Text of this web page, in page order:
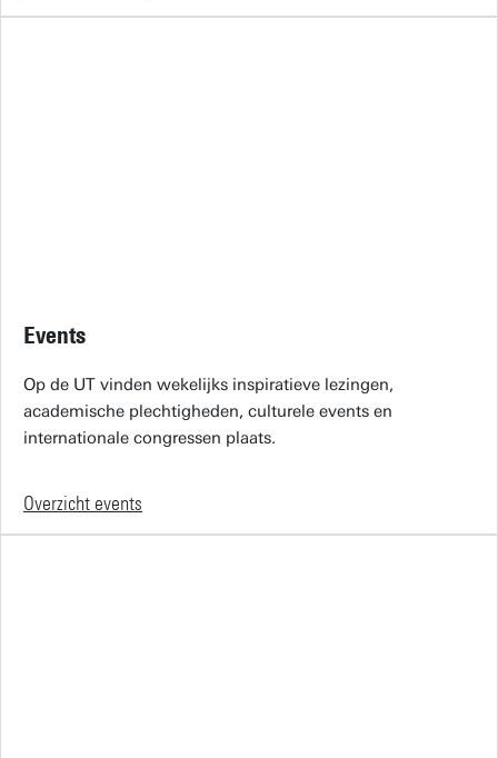
Events
Op de UT vinden wekelijks inspiratieve lezingen,
academische plechtigheden, culturele events en
internationale congressen plaats.
Overzicht events